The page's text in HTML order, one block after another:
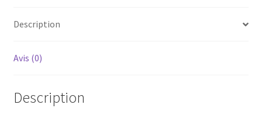
en
Description
Avis (0)
Description